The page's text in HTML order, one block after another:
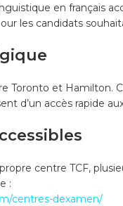
en français
les candidats
Toronto et
d’un accès rapide
centre TCF,
:
centres-dexamen/